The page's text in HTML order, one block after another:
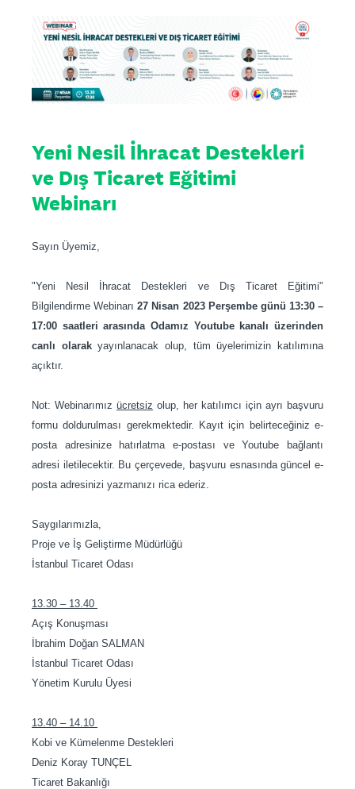
Yeni Nesil İhracat Destekleri
ve Dış Ticaret Eğitimi
Webinarı
Sayın Üyemiz,
"Yeni Nesil İhracat Destekleri ve Dış Ticaret Eğitimi"
Bilgilendirme Webinarı27 Nisan 2023 Perşembe günü 13:30 –
17:00 saatleri arasında Odamız Youtube kanalı üzerinden
canlı olarakyayınlanacak olup, tüm üyelerimizin katılımına
açıktır.
Not: Webinarımız ücretsiz olup, her katılımcı için ayrı başvuru
formu doldurulması gerekmektedir. Kayıt için belirteceğiniz e-
posta adresinize hatırlatma e-postası ve Youtube bağlantı
adresi iletilecektir. Bu çerçevede, başvuru esnasında güncel e-
posta adresinizi yazmanızı rica ederiz.
Saygılarımızla,
Proje ve İş Geliştirme Müdürlüğü
İstanbul Ticaret Odası
13.30 – 13.40
Açış Konuşması
İbrahim Doğan SALMAN
İstanbul Ticaret Odası
Yönetim Kurulu Üyesi
13.40 – 14.10
Kobi ve Kümelenme Destekleri
Deniz Koray TUNÇEL
Ticaret Bakanlığı